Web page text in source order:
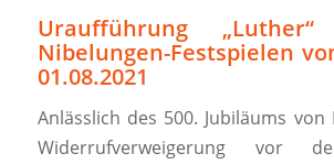
Uraufführung
Nibelungen-Festspielen
01.08.2021
Anlässlich des 500. Jubiläums
Widerrufverweigerung vor